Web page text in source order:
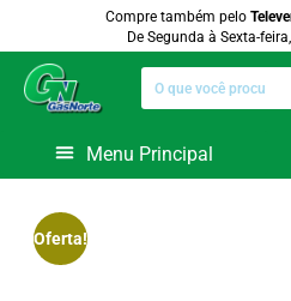
Compre também pelo
De Segunda à Sexta-
Oferta!